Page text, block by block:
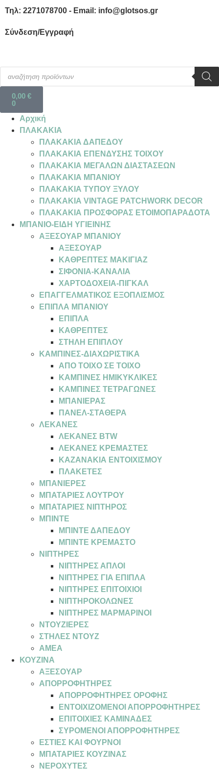
Τηλ: 2271078700 - Email: info@glotsos.gr
Σύνδεση/Εγγραφή
0,00 €
0
Αρχική
ΠΛΑΚΑΚΙΑ
ΠΛΑΚΑΚΙΑ ΔΑΠΕΔΟΥ
ΠΛΑΚΑΚΙΑ ΕΠΕΝΔΥΣΗΣ ΤΟΙΧΟΥ
ΠΛΑΚΑΚΙΑ ΜΕΓΑΛΩΝ ΔΙΑΣΤΑΣΕΩΝ
ΠΛΑΚΑΚΙΑ ΜΠΑΝΙΟΥ
ΠΛΑΚΑΚΙΑ ΤΥΠΟΥ ΞΥΛΟΥ
ΠΛΑΚΑΚΙΑ VINTAGE PATCHWORK DECOR
ΠΛΑΚΑΚΙΑ ΠΡΟΣΦΟΡΑΣ ΕΤΟΙΜΟΠΑΡΑΔΟΤΑ
ΜΠΑΝΙΟ-ΕΙΔΗ ΥΓΙΕΙΝΗΣ
ΑΞΕΣΟΥΑΡ ΜΠΑΝΙΟΥ
ΑΞΕΣΟΥΑΡ
ΚΑΘΡΕΠΤΕΣ ΜΑΚΙΓΙΑΖ
ΣΙΦΟΝΙΑ-ΚΑΝΑΛΙΑ
ΧΑΡΤΟΔΟΧΕΙΑ-ΠΙΓΚΑΛ
ΕΠΑΓΓΕΛΜΑΤΙΚΟΣ ΕΞΟΠΛΙΣΜΟΣ
ΕΠΙΠΛΑ ΜΠΑΝΙΟΥ
ΕΠΙΠΛΑ
ΚΑΘΡΕΠΤΕΣ
ΣΤΗΛΗ ΕΠΙΠΛΟΥ
ΚΑΜΠΙΝΕΣ-ΔΙΑΧΩΡΙΣΤΙΚΑ
ΑΠΟ ΤΟΙΧΟ ΣΕ ΤΟΙΧΟ
ΚΑΜΠΙΝΕΣ ΗΜΙΚΥΚΛΙΚΕΣ
ΚΑΜΠΙΝΕΣ ΤΕΤΡΑΓΩΝΕΣ
ΜΠΑΝΙΕΡΑΣ
ΠΑΝΕΛ-ΣΤΑΘΕΡΑ
ΛΕΚΑΝΕΣ
ΛΕΚΑΝΕΣ BTW
ΛΕΚΑΝΕΣ ΚΡΕΜΑΣΤΕΣ
ΚΑΖΑΝΑΚΙΑ ΕΝΤΟΙΧΙΣΜΟΥ
ΠΛΑΚΕΤΕΣ
ΜΠΑΝΙΕΡΕΣ
ΜΠΑΤΑΡΙΕΣ ΛΟΥΤΡΟΥ
ΜΠΑΤΑΡΙΕΣ ΝΙΠΤΗΡΟΣ
ΜΠΙΝΤΕ
ΜΠΙΝΤΕ ΔΑΠΕΔΟΥ
ΜΠΙΝΤΕ ΚΡΕΜΑΣΤΟ
ΝΙΠΤΗΡΕΣ
ΝΙΠΤΗΡΕΣ ΑΠΛΟΙ
ΝΙΠΤΗΡΕΣ ΓΙΑ ΕΠΙΠΛΑ
ΝΙΠΤΗΡΕΣ ΕΠΙΤΟΙΧΙΟΙ
ΝΙΠΤΗΡΟΚΟΛΩΝΕΣ
ΝΙΠΤΗΡΕΣ ΜΑΡΜΑΡΙΝΟΙ
ΝΤΟΥΖΙΕΡΕΣ
ΣΤΗΛΕΣ ΝΤΟΥΖ
ΑΜΕΑ
ΚΟΥΖΙΝΑ
ΑΞΕΣΟΥΑΡ
ΑΠΟΡΡΟΦΗΤΗΡΕΣ
ΑΠΟΡΡΟΦΗΤΗΡΕΣ ΟΡΟΦΗΣ
ΕΝΤΟΙΧΙΖΟΜΕΝΟΙ ΑΠΟΡΡΟΦΗΤΗΡΕΣ
ΕΠΙΤΟΙΧΙΕΣ ΚΑΜΙΝΑΔΕΣ
ΣΥΡΟΜΕΝΟΙ ΑΠΟΡΡΟΦΗΤΗΡΕΣ
ΕΣΤΙΕΣ ΚΑΙ ΦΟΥΡΝΟΙ
ΜΠΑΤΑΡΙΕΣ ΚΟΥΖΙΝΑΣ
ΝΕΡΟΧΥΤΕΣ